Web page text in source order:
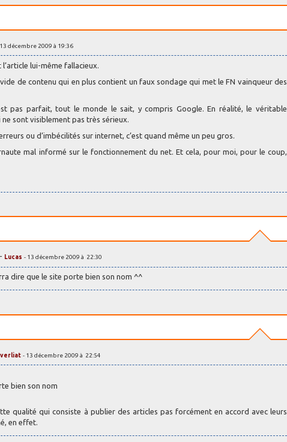
décembre 2009 à 19:36
lui-même fallacieux.
de contenu qui en plus contient un faux sondage qui met le FN vainqueur des
pas parfait, tout le monde le sait, y compris Google. En réalité, le véritable
sont visiblement pas très sérieux.
ou d’imbécilités sur internet, c’est quand même un peu gros.
mal informé sur le fonctionnement du net. Et cela, pour moi, pour le coup,
- Lucas - 13 décembre 2009 à 22:30
dire que le site porte bien son nom ^^
- 13 décembre 2009 à 22:54
bien son nom
qualité qui consiste à publier des articles pas forcément en accord avec leurs
en effet.